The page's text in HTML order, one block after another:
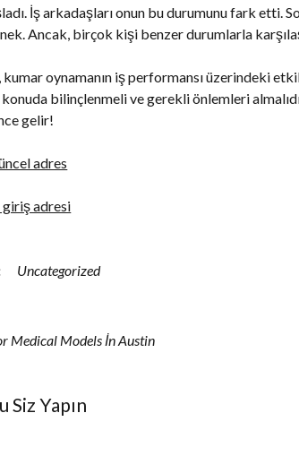
İş arkadaşları onun bu durumunu fark etti.
Ancak, birçok kişi benzer durumlarla
kumar oynamanın iş performansı üzerindeki
konuda bilinçlenmeli ve gerekli önlemleri
gelir!
adres
adresi
Uncategorized
Medical Models İn Austin
Siz Yapın